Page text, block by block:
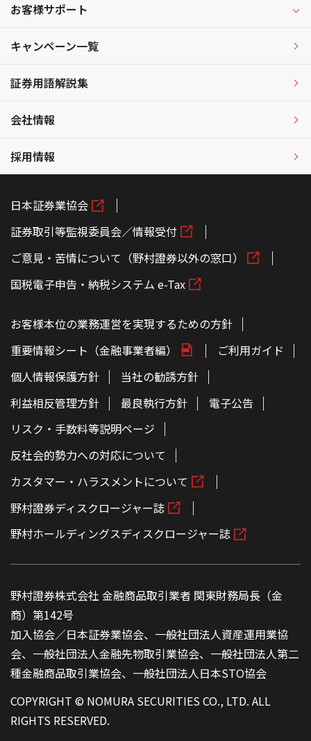
お客様サポート
キャンペーン一覧
証券用語解説集
会社情報
採用情報
日本証券業協会
証券取引等監視委員会／情報受付
ご意見・苦情について（野村證券以外の窓口）
国税電子申告・納税システム e-Tax
お客様本位の業務運営を実現するための方針
重要情報シート（金融事業者編）
ご利用ガイド
個人情報保護方針
当社の勧誘方針
利益相反管理方針
最良執行方針
電子公告
リスク・手数料等説明ページ
反社会的勢力への対応について
カスタマー・ハラスメントについて
野村證券ディスクロージャー誌
野村ホールディングスディスクロージャー誌
野村證券株式会社 金融商品取引業者 関東財務局長（金
商）第142号
加入協会／日本証券業協会、一般社団法人資産運用業協
会、一般社団法人金融先物取引業協会、一般社団法人第二
種金融商品取引業協会、一般社団法人日本STO協会
COPYRIGHT © NOMURA SECURITIES CO., LTD. ALL
RIGHTS RESERVED.